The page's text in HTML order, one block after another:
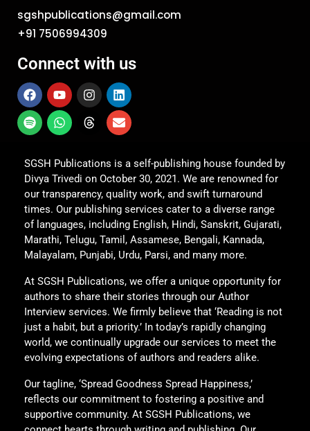
sgshpublications@gmail.com
+91 7506994309
Connect with us
SGSH Publications is a self-publishing house founded by
Divya Trivedi on October 30, 2021. We are renowned for
our transparency, quality work, and swift turnaround
times. Our publishing services cater to a diverse range
of languages, including English, Hindi, Sanskrit, Gujarati,
Marathi, Telugu, Tamil, Assamese, Bengali, Kannada,
Malayalam, Punjabi, Urdu, Parsi, and many more.
At SGSH Publications, we offer a unique opportunity for
authors to share their stories through our Author
Interview services. We firmly believe that ‘Reading is not
just a habit, but a priority.’ In today’s rapidly changing
world, we continually upgrade our services to meet the
evolving expectations of authors and readers alike.
Our tagline, ‘Spread Goodness Spread Happiness,’
reflects our commitment to fostering a positive and
supportive community. At SGSH Publications, we